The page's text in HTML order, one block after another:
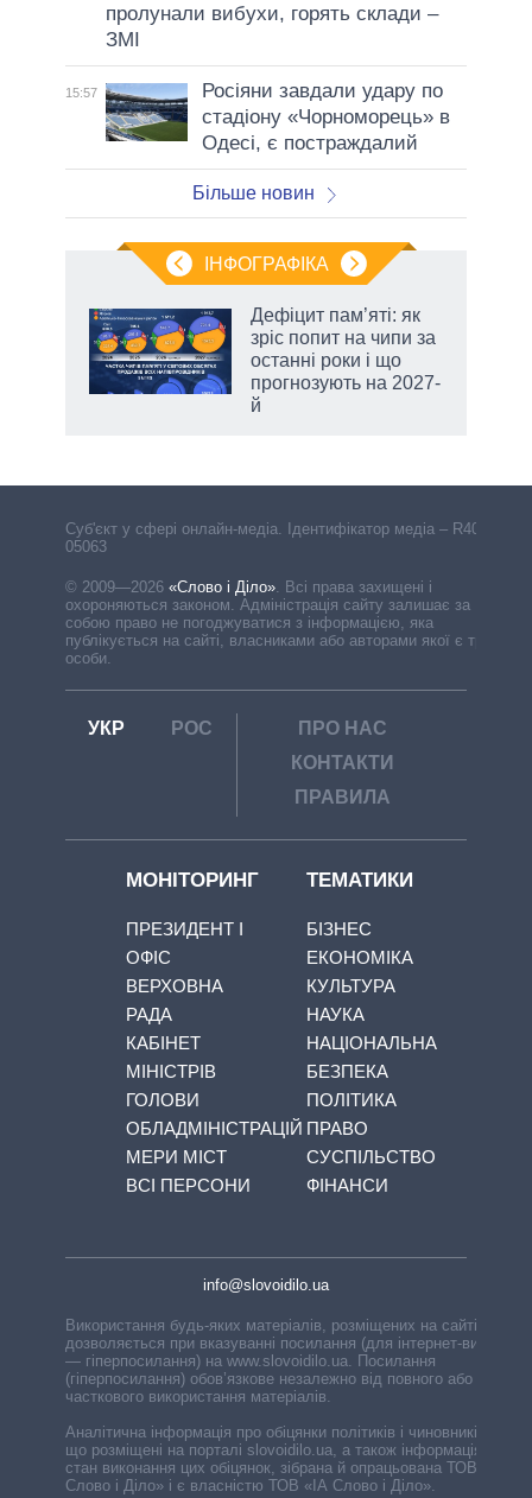
пролунали вибухи, горять склади –
ЗМІ
15:57
Росіяни завдали удару по
стадіону «Чорноморець» в
Одесі, є постраждалий
Більше новин
ІНФОГРАФІКА
Дефіцит пам’яті: як
зріс попит на чипи за
останні роки і що
прогнозують на 2027-
й
Cуб'єкт у сфері онлайн-медіа. Ідентифікатор медіа – R40-
05063
© 2009—2026 «Слово і Діло»
Всі права захищені і
охороняються законом. Адміністрація сайту залишає за
собою право не погоджуватися з інформацією, яка
публікується на сайті, власниками або авторами якої є треті
особи.
УКР РОС
ПРО НАС
КОНТАКТИ
ПРАВИЛА
МОНІТОРИНГ
ПРЕЗИДЕНТ І
ОФІС
ВЕРХОВНА
РАДА
КАБІНЕТ
МІНІСТРІВ
ГОЛОВИ
ОБЛАДМІНІСТРАЦІЙ
МЕРИ МІСТ
ВСІ ПЕРСОНИ
ТЕМАТИКИ
БІЗНЕС
ЕКОНОМІКА
КУЛЬТУРА
НАУКА
НАЦІОНАЛЬНА
БЕЗПЕКА
ПОЛІТИКА
ПРАВО
СУСПІЛЬСТВО
ФІНАНСИ
info@slovoidilo.ua
Використання будь-яких матеріалів, розміщених на сайті,
дозволяється при вказуванні посилання (для інтернет-видань
— гіперпосилання) на www.slovoidilo.ua. Посилання
(гіперпосилання) обов’язкове незалежно від повного або
часткового використання матеріалів.
Аналітична інформація про обіцянки політиків і чиновників,
що розміщені на порталі slovoidilo.ua, а також інформація про
стан виконання цих обіцянок, зібрана й опрацьована ТОВ «ІА
Слово і Діло» і є власністю ТОВ «ІА Слово і Діло».